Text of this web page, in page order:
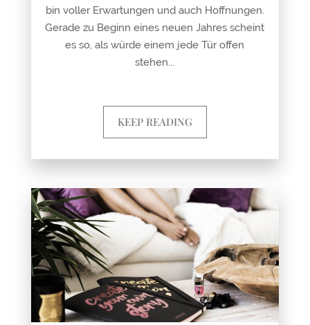
bin voller Erwartungen und auch Hoffnungen.
Gerade zu Beginn eines neuen Jahres scheint
es so, als würde einem jede Tür offen
stehen...
KEEP READING